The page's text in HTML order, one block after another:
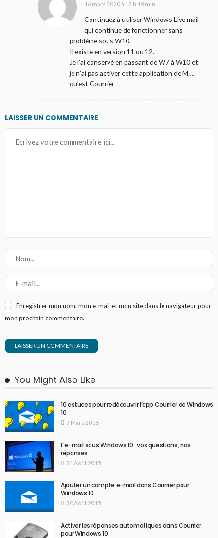
16 mars 2020 à 12 h 19 min
Continuez à utiliser Windows Live mail
qui continue de fonctionner sans
problème sous W10.
Il existe en version 11 ou 12.
Je l’ai conservé en passant de W7 à W10 et
je n’ai pas activer cette application de M….
qu’est Courrier
LAISSER UN COMMENTAIRE
Enregistrer mon nom, mon e-mail et mon site dans le navigateur pour
mon prochain commentaire.
You Might Also Like
10 astuces pour redécouvrir l’app Courrier de Windows
10
7 Mars 2016
L’e-mail sous Windows 10 : vos questions, nos
réponses
31 Août 2015
Ajouter un compte e-mail dans Courrier pour
Windows 10
30 Août 2015
Activer les réponses automatiques dans Courrier
pour Windows 10